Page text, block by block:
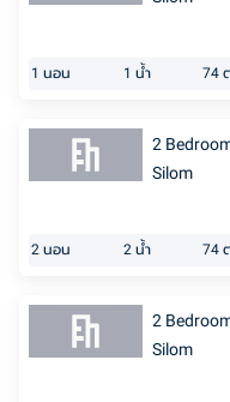
1 นอน 1 น้ำ 74
2
Silom
2 นอน 2 น้ำ 74
2
Silom